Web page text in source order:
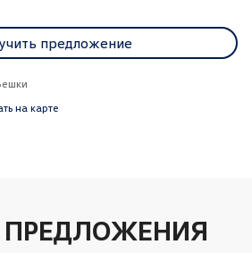
предложение
на карте
ПРЕДЛОЖЕНИЯ